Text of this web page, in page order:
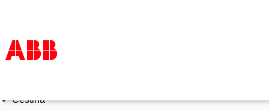
Products & Solutions
Čeština